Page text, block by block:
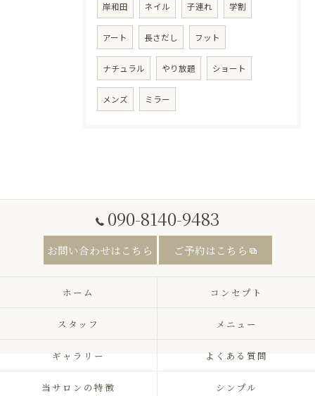
岸和田 ネイル 子連れ 学割
アート 長さだし フット
ナチュラル やり放題 ショート
メンズ ミラー
090-8140-9483
お問い合わせはこちら ご予約はこちら
ホーム コンセプト
スタッフ メニュー
ギャラリー よくある質問
当サロンの特徴 シンプル